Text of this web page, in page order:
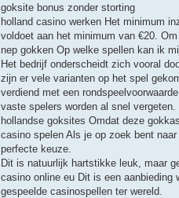
goksite bonus zonder storting
holland casino werken Het minimum
voldoet aan het minimum van €20.
nep gokken Op welke spellen kan ik
Het bedrijf onderscheidt zich vooral
zijn er vele varianten op het spel
verdiend met een
vaste spelers worden al snel
hollandse goksites Omdat deze
casino spelen Als je op zoek bent
perfecte keuze.
Dit is natuurlijk hartstikke leuk, maar
casino online eu Dit is een
gespeelde casinospellen ter wereld.